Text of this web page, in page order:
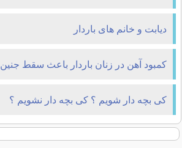
ديابت و خانم های باردار
كمبود آهن در زنان باردار باعث سقط جنين
كی بچه دار شویم ؟ كی بچه دار نشویم ؟